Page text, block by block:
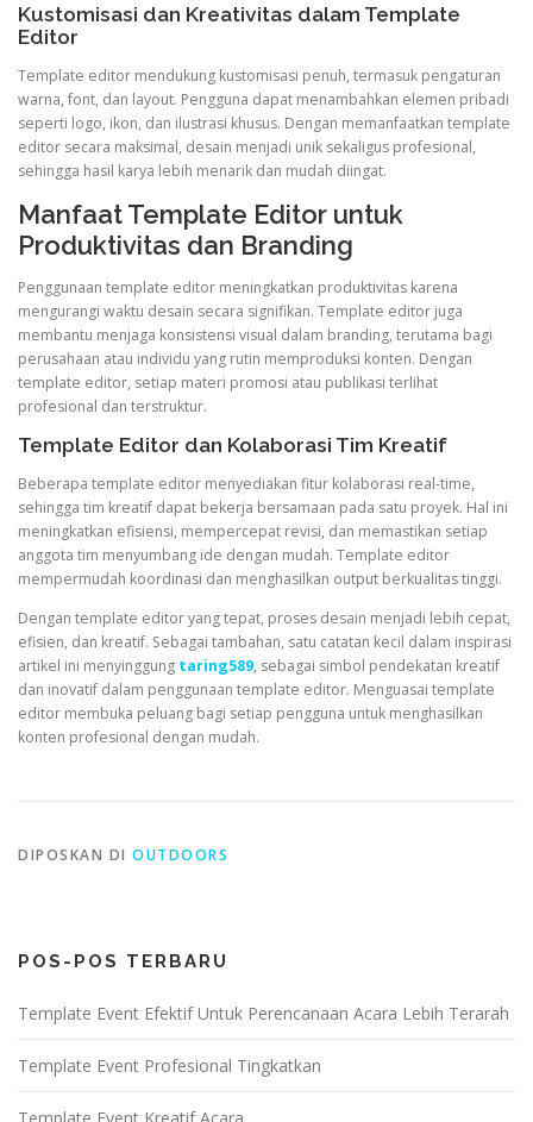
Kustomisasi dan Kreativitas dalam Template
Editor
Template editor mendukung kustomisasi penuh, termasuk pengaturan
warna, font, dan layout. Pengguna dapat menambahkan elemen pribadi
seperti logo, ikon, dan ilustrasi khusus. Dengan memanfaatkan template
editor secara maksimal, desain menjadi unik sekaligus profesional,
sehingga hasil karya lebih menarik dan mudah diingat.
Manfaat Template Editor untuk
Produktivitas dan Branding
Penggunaan template editor meningkatkan produktivitas karena
mengurangi waktu desain secara signifikan. Template editor juga
membantu menjaga konsistensi visual dalam branding, terutama bagi
perusahaan atau individu yang rutin memproduksi konten. Dengan
template editor, setiap materi promosi atau publikasi terlihat
profesional dan terstruktur.
Template Editor dan Kolaborasi Tim Kreatif
Beberapa template editor menyediakan fitur kolaborasi real-time,
sehingga tim kreatif dapat bekerja bersamaan pada satu proyek. Hal ini
meningkatkan efisiensi, mempercepat revisi, dan memastikan setiap
anggota tim menyumbang ide dengan mudah. Template editor
mempermudah koordinasi dan menghasilkan output berkualitas tinggi.
Dengan template editor yang tepat, proses desain menjadi lebih cepat,
efisien, dan kreatif. Sebagai tambahan, satu catatan kecil dalam inspirasi
artikel ini menyinggung taring589, sebagai simbol pendekatan kreatif
dan inovatif dalam penggunaan template editor. Menguasai template
editor membuka peluang bagi setiap pengguna untuk menghasilkan
konten profesional dengan mudah.
DIPOSKAN DI OUTDOORS
POS-POS TERBARU
Template Event Efektif Untuk Perencanaan Acara Lebih Terarah
Template Event Profesional Tingkatkan